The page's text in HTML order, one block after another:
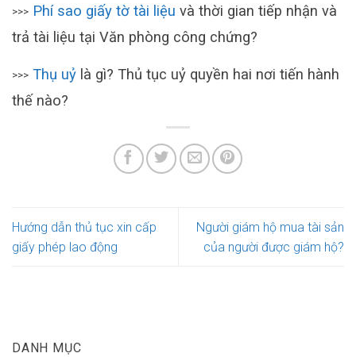
>>> Phí sao giấy tờ tài liệu và thời gian tiếp nhận và
trả tài liệu tại Văn phòng công chứng?
>>> Thụ uỷ là gì? Thủ tục uỷ quyền hai nơi tiến hành
thế nào?
Hướng dẫn thủ tục xin cấp
giấy phép lao động
Người giám hộ mua tài sản
của người được giám hộ?
DANH MỤC